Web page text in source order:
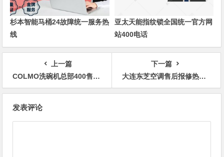
杉本智能马桶24故障统一服务热
线
亚太天能指纹锁全国统一官方网
站400电话
上一篇
COLMO洗碗机总部400售后维修电话热线
下一篇
大连东芝空调售后报修热线24小时客服中心
发表评论